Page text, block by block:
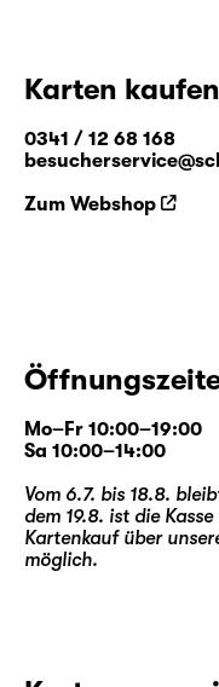
Karten kaufen
0341 / 12 68 168
Zum Webshop
Mo–Fr 10:00–19:00
Sa 10:00–14:00
Vom 6.7. bis 18.8.
dem 19.8. ist die
Kartenkauf über
möglich.